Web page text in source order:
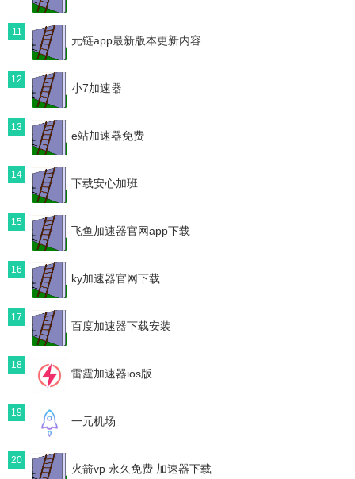
11
元链app最新版本更新内容
12
小7加速器
13
e站加速器免费
14
下载安心加班
15
飞鱼加速器官网app下载
16
ky加速器官网下载
17
百度加速器下载安装
18
雷霆加速器ios版
19
一元机场
20
火箭vp 永久免费 加速器下载